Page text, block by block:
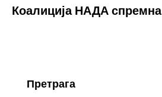
Коалиција НАДА
Претрага